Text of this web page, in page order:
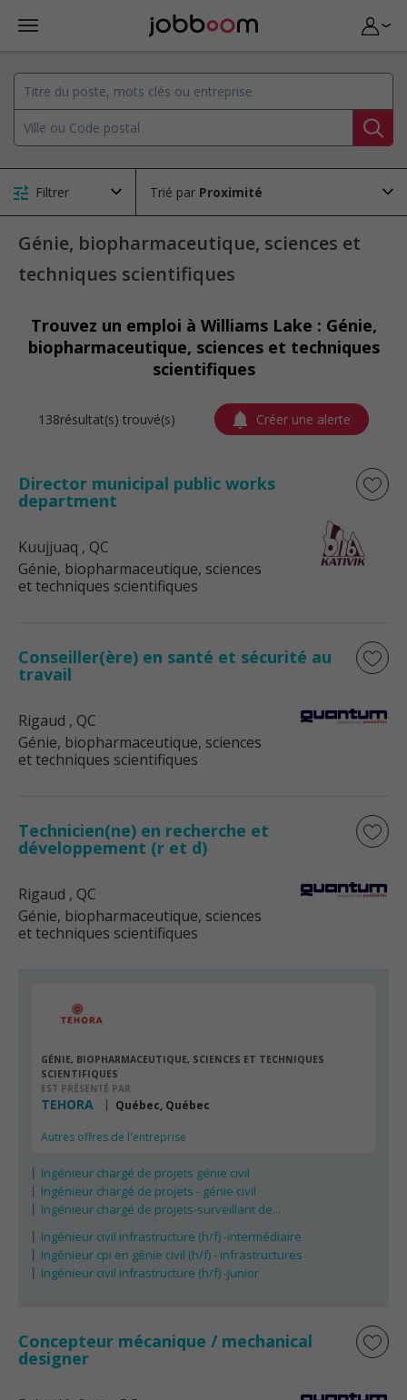
Filtrer Trié par
Génie, biopharmaceutique, sciences et
techniques scientifiques
Trouvez un emploi à Williams Lake : Génie,
biopharmaceutique, sciences et techniques
scientifiques
138résultat(s) trouvé(s) Créer une alerte
Director municipal public works
department
Kuujjuaq , QC
Génie, biopharmaceutique, sciences
et techniques scientifiques
Conseiller(ère) en santé et sécurité au
travail
Rigaud , QC
Génie, biopharmaceutique, sciences
et techniques scientifiques
Technicien(ne) en recherche et
développement (r et d)
Rigaud , QC
Génie, biopharmaceutique, sciences
et techniques scientifiques
GÉNIE, BIOPHARMACEUTIQUE, SCIENCES ET TECHNIQUES
SCIENTIFIQUES
EST PRÉSENTÉ PAR
TEHORA Québec, Québec
Autres offres de l'entreprise
Ingénieur chargé de projets génie civil
Ingénieur chargé de projets - génie civil
Ingénieur chargé de projets-surveillant de...
Ingénieur civil infrastructure (h/f) -intermédiaire
Ingénieur cpi en génie civil (h/f) - infrastructures
Ingénieur civil infrastructure (h/f) -junior
Concepteur mécanique / mechanical
designer